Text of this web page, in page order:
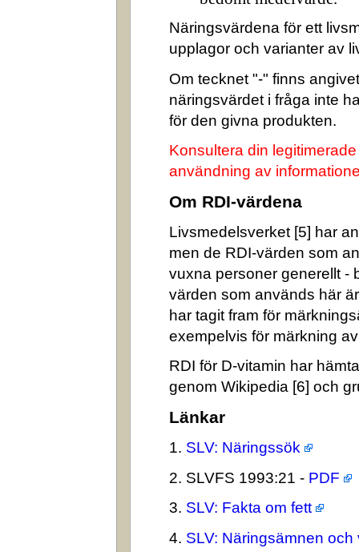
Näringsvärdena för ett
upplagor och varianter av
Om tecknet "-" finns
näringsvärdet i fråga inte
för den givna produkten.
Konsultera din
användning av
Om RDI-värdena
Livsmedelsverket [5] har
men de RDI-värden som
vuxna personer generellt -
värden som används här
har tagit fram för
exempelvis för märkning
RDI för D-vitamin har
genom Wikipedia [6] och
Länkar
1. SLV: Näringssök
2. SLVFS 1993:21 - PDF
3. SLV: Fakta om fett
4. SLV: Näringsämnen och